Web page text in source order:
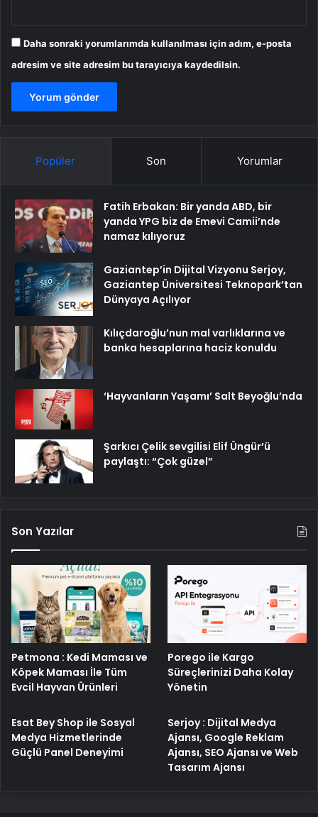
Daha sonraki yorumlarımda kullanılması için adım, e-posta
adresim ve site adresim bu tarayıcıya kaydedilsin.
Popüler Son Yorumlar
Fatih Erbakan: Bir yanda ABD, bir
yanda YPG biz de Emevi Camii’nde
namaz kılıyoruz
Gaziantep’in Dijital Vizyonu Serjoy,
Gaziantep Üniversitesi Teknopark’tan
Dünyaya Açılıyor
Kılıçdaroğlu’nun mal varlıklarına ve
banka hesaplarına haciz konuldu
‘Hayvanların Yaşamı’ Salt Beyoğlu’nda
Şarkıcı Çelik sevgilisi Elif Üngür’ü
paylaştı: “Çok güzel”
Son Yazılar
Petmona : Kedi Maması ve
Köpek Maması İle Tüm
Evcil Hayvan Ürünleri
Porego ile Kargo
Süreçlerinizi Daha Kolay
Yönetin
Esat Bey Shop ile Sosyal
Medya Hizmetlerinde
Güçlü Panel Deneyimi
Serjoy : Dijital Medya
Ajansı, Google Reklam
Ajansı, SEO Ajansı ve Web
Tasarım Ajansı